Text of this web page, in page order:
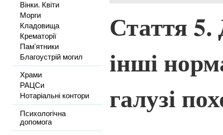
Вінки. Квіти
Морги
Кладовища
Крематорії
Пам'ятники
Благоустрій могил
Храми
РАЦСи
Нотаріальні контори
Психологічна
допомога
Стаття 5.
інші
галузі